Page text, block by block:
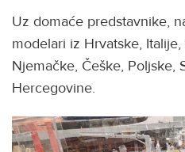
Uz domaće predstavnike,
modelari iz Hrvatske,
Njemačke, Češke, Poljske,
Hercegovine.